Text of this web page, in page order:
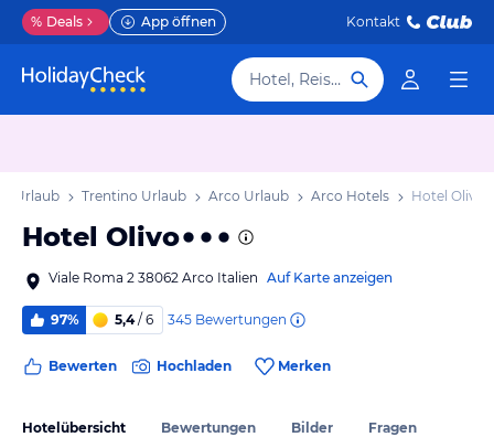
% Deals App öffnen Kontakt
Hotel, Reiseziel
Urlaub Trentino Urlaub Arco Urlaub Arco Hotels Hotel Olivo
Hotel Olivo
Viale Roma 2 38062 Arco Italien Auf Karte anzeigen
97% 5,4/ 6 345 Bewertungen
Bewerten Hochladen Merken
Hotelübersicht Bewertungen Bilder Fragen